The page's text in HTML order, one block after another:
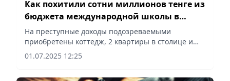
Как похитили сотни миллионов тенге из
бюджета международной школы в
Астане
На преступные доходы подозреваемыми
приобретены коттедж, 2 квартиры в столице и
автомобиль, сообщает Vecher.kz.
01.07.2025 12:25